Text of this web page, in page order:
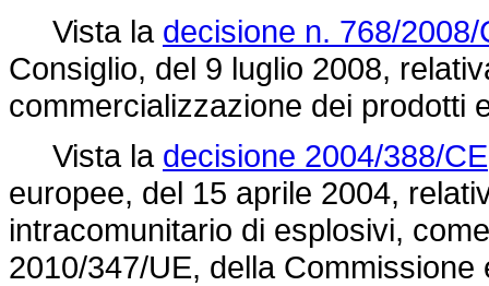
Vista la decisione n. 768/2008/
Consiglio, del 9 luglio 2008,
commercializzazione dei prodotti
Vista la decisione 2004/388/
europee, del 15 aprile 2004,
intracomunitario di esplosivi,
2010/347/UE, della